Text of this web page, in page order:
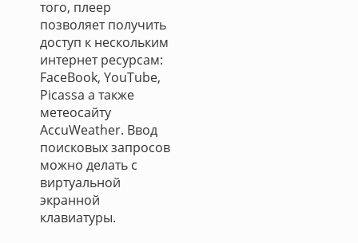
того, плеер
позволяет получить
доступ к нескольким
интернет ресурсам:
FaceBook, YouTube,
Picassa а также
метеосайту
AccuWeather. Ввод
поисковых запросов
можно делать с
виртуальной
экранной
клавиатуры.